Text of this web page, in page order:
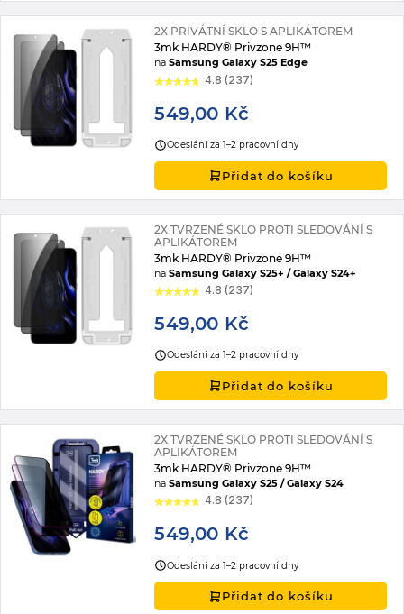
2X PRIVÁTNÍ SKLO S APLIKÁTOREM
3mk HARDY® Privzone 9H™
naSamsung Galaxy S25 Edge
4.8 (237)
549,00 Kč
Odeslání za 1–2 pracovní dny
Přidat do košíku
2X TVRZENÉ SKLO PROTI SLEDOVÁNÍ S
APLIKÁTOREM
3mk HARDY® Privzone 9H™
naSamsung Galaxy S25+ / Galaxy S24+
4.8 (237)
549,00 Kč
Odeslání za 1–2 pracovní dny
Přidat do košíku
2X TVRZENÉ SKLO PROTI SLEDOVÁNÍ S
APLIKÁTOREM
3mk HARDY® Privzone 9H™
naSamsung Galaxy S25 / Galaxy S24
4.8 (237)
549,00 Kč
Odeslání za 1–2 pracovní dny
Přidat do košíku